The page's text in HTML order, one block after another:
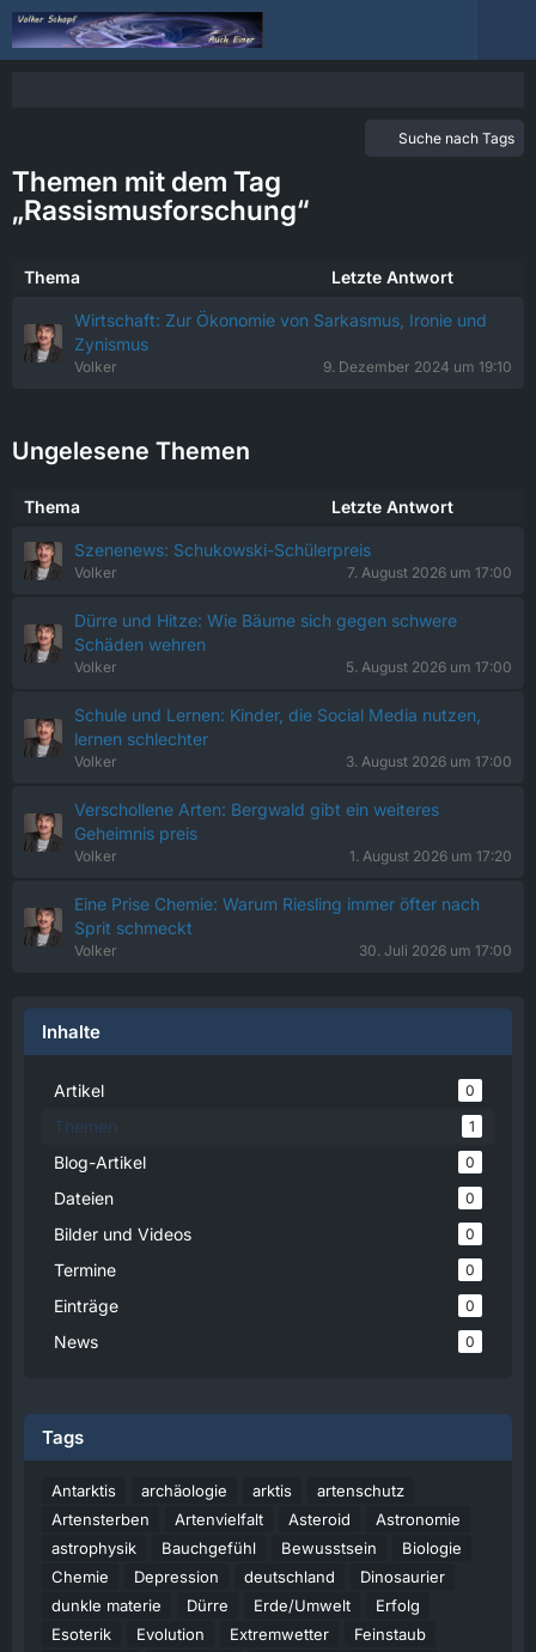
Suche nach Tags
Themen mit dem Tag
„Rassismusforschung“
Thema Letzte Antwort
Wirtschaft: Zur Ökonomie von Sarkasmus, Ironie und
Zynismus
Volker 9. Dezember 2024 um 19:10
Ungelesene Themen
Thema Letzte Antwort
Szenenews: Schukowski-Schülerpreis
Volker 7. August 2026 um 17:00
Dürre und Hitze: Wie Bäume sich gegen schwere
Schäden wehren
Volker 5. August 2026 um 17:00
Schule und Lernen: Kinder, die Social Media nutzen,
lernen schlechter
Volker 3. August 2026 um 17:00
Verschollene Arten: Bergwald gibt ein weiteres
Geheimnis preis
Volker 1. August 2026 um 17:20
Eine Prise Chemie: Warum Riesling immer öfter nach
Sprit schmeckt
Volker 30. Juli 2026 um 17:00
Inhalte
Artikel 0
Themen 1
Blog-Artikel 0
Dateien 0
Bilder und Videos 0
Termine 0
Einträge 0
News 0
Tags
Antarktis archäologie arktis
artenschutz
Artensterben
Artenvielfalt Asteroid
Astronomie
astrophysik
Bauchgefühl Bewusstsein
Biologie
Chemie
Depression deutschland
Dinosaurier
dunkle materie
Dürre Erde/Umwelt
Erfolg
Esoterik
Evolution Extremwetter
Feinstaub